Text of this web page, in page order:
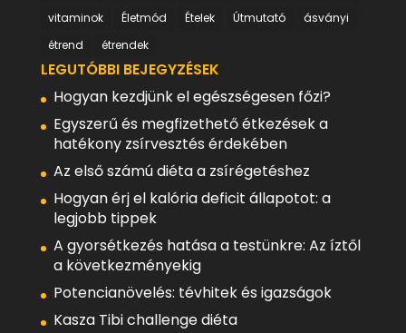
vitaminok
Életmód Ételek Útmutató
ásványi
étrend
étrendek
LEGUTÓBBI BEJEGYZÉSEK
Hogyan kezdjünk el egészségesen főzi?
Egyszerű és megfizethető étkezések a
hatékony zsírvesztés érdekében
Az első számú diéta a zsírégetéshez
Hogyan érj el kalória deficit állapotot: a
legjobb tippek
A gyorsétkezés hatása a testünkre: Az íztől
a következményekig
Potencianövelés: tévhitek és igazságok
Kasza Tibi challenge diéta